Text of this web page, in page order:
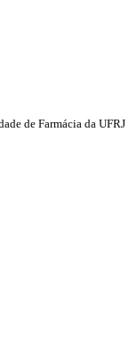
de Farmácia da UFRJ